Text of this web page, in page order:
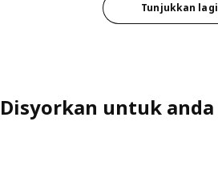
Tunjukkan lagi
Disyorkan untuk anda